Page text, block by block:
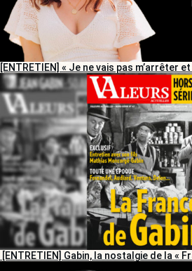
[ENTRETIEN] « Je ne vais pas m’arrêter
[ENTRETIEN] Gabin, la nostalgie de la «